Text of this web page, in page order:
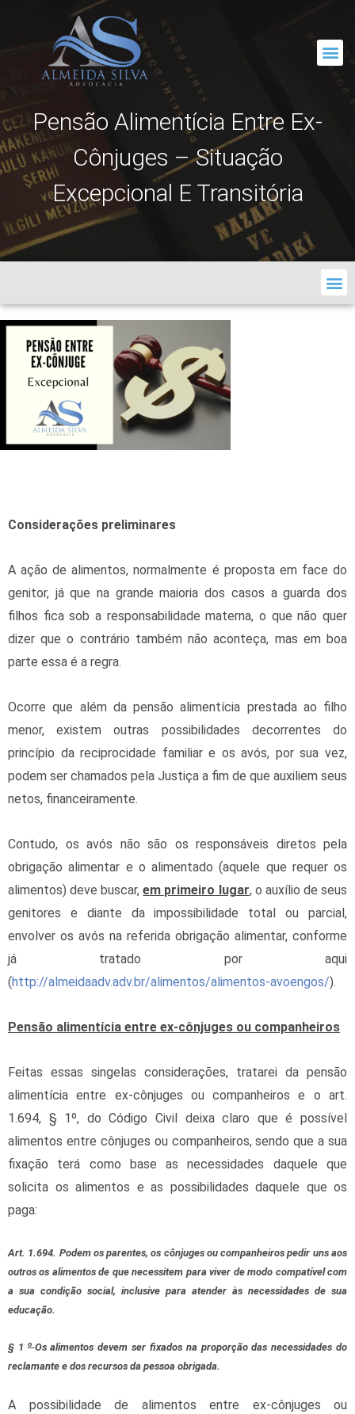
Pensão Alimentícia Entre Ex-
Cônjuges – Situação
Excepcional E Transitória
Considerações preliminares
A ação de alimentos, normalmente é proposta em face do
genitor, já que na grande maioria dos casos a guarda dos
filhos fica sob a responsabilidade materna, o que não quer
dizer que o contrário também não aconteça, mas em boa
parte essa é a regra.
Ocorre que além da pensão alimentícia prestada ao filho
menor, existem outras possibilidades decorrentes do
princípio da reciprocidade familiar e os avós, por sua vez,
podem ser chamados pela Justiça a fim de que auxiliem seus
netos, financeiramente.
Contudo, os avós não são os responsáveis diretos pela
obrigação alimentar e o alimentado (aquele que requer os
alimentos) deve buscar,em primeiro lugar, o auxílio de seus
genitores e diante da impossibilidade total ou parcial,
envolver os avós na referida obrigação alimentar, conforme
já tratado por aqui
(http://almeidaadv.adv.br/alimentos/alimentos-avoengos/).
Pensão alimentícia entre ex-cônjuges ou companheiros
Feitas essas singelas considerações, tratarei da pensão
alimentícia entre ex-cônjuges ou companheiros e o art.
1.694, § 1º, do Código Civil deixa claro que é possível
alimentos entre cônjuges ou companheiros, sendo que a sua
fixação terá como base as necessidades daquele que
solicita os alimentos e as possibilidades daquele que os
paga:
Art. 1.694. Podem os parentes, os cônjuges ou companheiros pedir uns aos
outros os alimentos de que necessitem para viver de modo compatível com
a sua condição social, inclusive para atender às necessidades de sua
educação.
§ 1o Os alimentos devem ser fixados na proporção das necessidades do
reclamante e dos recursos da pessoa obrigada.
A possibilidade de alimentos entre ex-cônjuges ou